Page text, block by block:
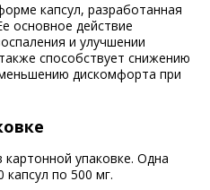
капсул, разработанная
основное действие
и улучшении
способствует снижению
дискомфорта при
упаковке. Одна
по 500 мг.